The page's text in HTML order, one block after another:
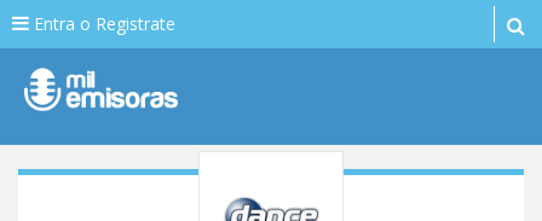
Entra o Registrate